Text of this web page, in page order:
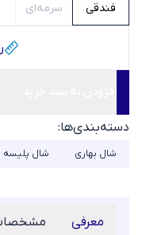
فندقی سرمه‌ای
دسته‌بندی‌ها:
شال بهاری شال پلیسه
معرفی